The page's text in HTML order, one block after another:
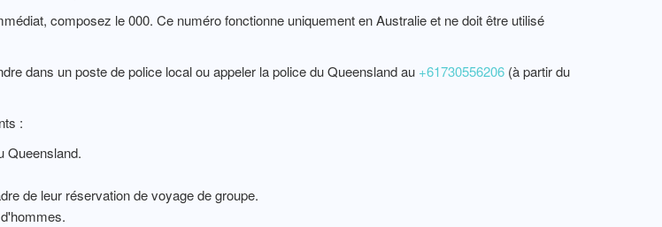
composez le 000. Ce numéro fonctionne uniquement en Australie et ne doit être utilisé
dans un poste de police local ou appeler la police du Queensland au +61730556206 (à partir du
:
Queensland.
de leur réservation de voyage de groupe.